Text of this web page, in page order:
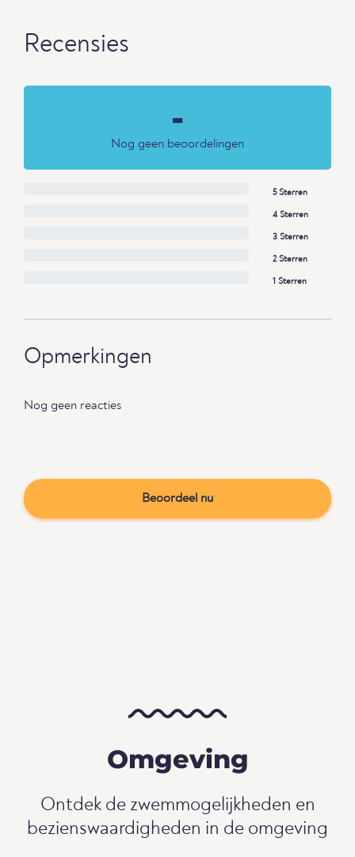
Recensies
-
Nog geen beoordelingen
5 Sterren
4 Sterren
3 Sterren
2 Sterren
1 Sterren
Opmerkingen
Nog geen reacties
Beoordeel nu
Omgeving
Ontdek de zwemmogelijkheden en
bezienswaardigheden in de omgeving